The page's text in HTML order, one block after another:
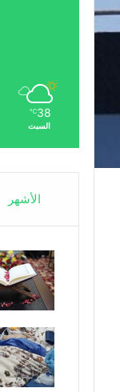
38
℃
السبت
الأشهر